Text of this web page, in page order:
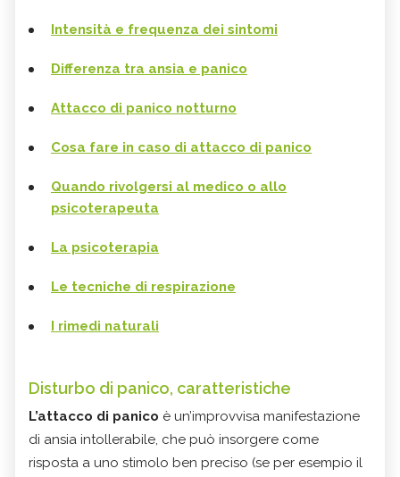
Intensità e frequenza dei sintomi
Differenza tra ansia e panico
Attacco di panico notturno
Cosa fare in caso di attacco di panico
Quando rivolgersi al medico o allo
psicoterapeuta
La psicoterapia
Le tecniche di respirazione
I rimedi naturali
Disturbo di panico, caratteristiche
L’attacco di panico è un’improvvisa manifestazione
di ansia intollerabile, che può insorgere come
risposta a uno stimolo ben preciso (se per esempio il